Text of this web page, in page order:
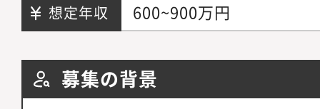
想定年収 600~900万円
募集の背景